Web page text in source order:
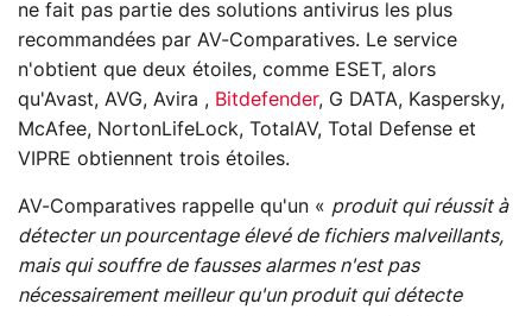
ne fait pas partie des solutions antivirus les plus
recommandées par AV-Comparatives. Le service
n'obtient que deux étoiles, comme ESET, alors
qu'Avast, AVG, Avira , Bitdefender, G DATA, Kaspersky,
McAfee, NortonLifeLock, TotalAV, Total Defense et
VIPRE obtiennent trois étoiles.
AV-Comparatives rappelle qu'un « produit qui réussit à
détecter un pourcentage élevé de fichiers malveillants,
mais qui souffre de fausses alarmes n'est pas
nécessairement meilleur qu'un produit qui détecte